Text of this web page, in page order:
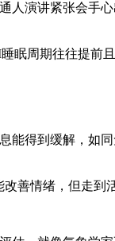
演讲紧张会手心
周期往往提前且
得到缓解，如同
情绪，但走到活